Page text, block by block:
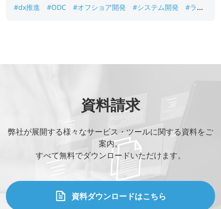
#dx推進 #ODC #オフショア開発 #システム開発
#ラボ
資料請求
弊社が展開する様々なサービス・ツールに関する資料をご
案内。
すべて無料でダウンロードいただけます。
資料ダウンロードはこちら